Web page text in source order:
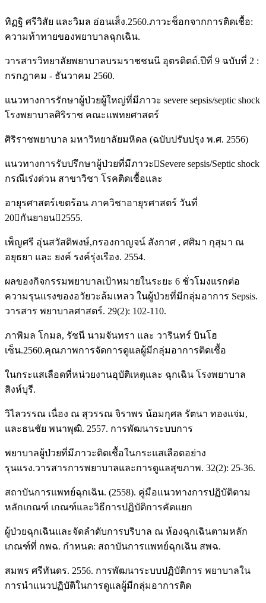
ทิฏฐิ ศรีวิสัย และวิมล อ่อนเส็ง.2560.ภาวะช็อกจากการติดเชื้อ:
ความท้าทายของพยาบาลฉุกเฉิน.
วารสารวิทยาลัยพยาบาลบรมราชชนนี อุตรดิตถ์.ปีที่ 9 ฉบับที่ 2 :
กรกฎาคม - ธันวาคม 2560.
แนวทางการรักษาผู้ป่วยผู้ใหญ่ที่มีภาวะ severe sepsis/septic shock
โรงพยาบาลศิริราช คณะแพทยศาสตร์
ศิริราชพยาบาล มหาวิทยาลัยมหิดล (ฉบับปรับปรุง พ.ศ. 2556)
แนวทางการรับปรึกษาผู้ป่วยที่มีภาวะSevere sepsis/Septic shock
กรณีเร่งด่วน สาขาวิชา โรคติดเชื้อและ
อายุรศาสตร์เขตร้อน ภาควิชาอายุรศาสตร์ วันที่
20กันยายน2555.
เพ็ญศรี อุ่นสวัสดิพงษ์,กรองกาญจน์ สังกาศ , ศศิมา กุสุมา ณ
อยุธยา และ ยงค์ รงค์รุ่งเรือง. 2554.
ผลของกิจกรรมพยาบาลเป้าหมายในระยะ 6 ชั่วโมงแรกต่อ
ความรุนแรงของอวัยวะล้มเหลว ในผู้ป่วยที่มีกลุ่มอาการ Sepsis.
วารสาร พยาบาลศาสตร์. 29(2): 102-110.
ภาพิมล โกมล, รัชนี นามจันทรา และ วารินทร์ บินโฮ
เซ็น.2560.คุณภาพการจัดการดูแลผู้มีกลุ่มอาการติดเชื้อ
ในกระแสเลือดที่หน่วยงานอุบัติเหตุและ ฉุกเฉิน โรงพยาบาล
สิงห์บุรี.
วิไลวรรณ เนื่อง ณ สุวรรณ จิราพร น้อมกุศล รัตนา ทองแจ่ม,
และธนชัย พนาพุฒิ. 2557. การพัฒนาระบบการ
พยาบาลผู้ป่วยที่มีภาวะติดเชื้อในกระแสเลือดอย่าง
รุนแรง.วารสารการพยาบาลและการดูแลสุขภาพ. 32(2): 25-36.
สถาบันการแพทย์ฉุกเฉิน. (2558). คู่มือแนวทางการปฏิบัติตาม
หลักเกณฑ์ เกณฑ์และวิธีการปฏิบัติการคัดแยก
ผู้ป่วยฉุกเฉินและจัดลำดับการบริบาล ณ ห้องฉุกเฉินตามหลัก
เกณฑ์ที่ กพฉ. กำหนด: สถาบันการแพทย์ฉุกเฉิน สพฉ.
สมพร ศรีทันดร. 2556. การพัฒนาระบบปฏิบัติการ พยาบาลใน
การนำแนวปฏิบัติในการดูแลผู้มีกลุ่มอาการติด